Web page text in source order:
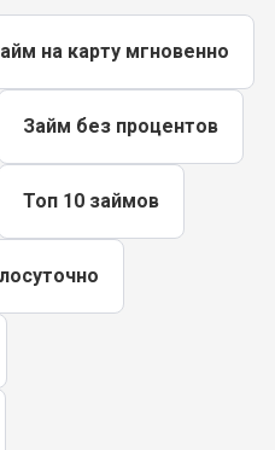
на карту мгновенно
Займ без процентов
Топ 10 займов